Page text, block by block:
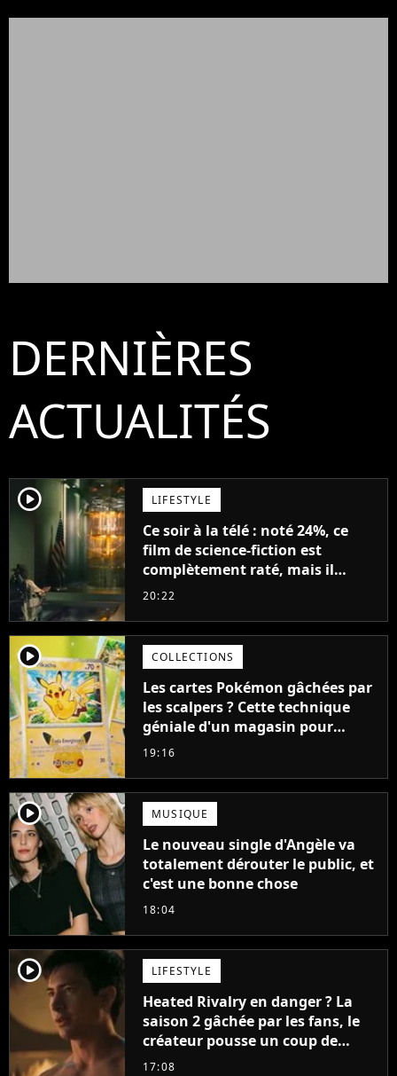
DERNIÈRES
ACTUALITÉS
player2 LIFESTYLE
Ce soir à la télé : noté 24%, ce
film de science-fiction est
complètement raté, mais il
aurait pu être encore pire à
20:22
player2 COLLECTIONS
Les cartes Pokémon gâchées par
les scalpers ? Cette technique
géniale d'un magasin pour
ruiner les revendeurs
19:16
player2 MUSIQUE
Le nouveau single d'Angèle va
totalement dérouter le public, et
c'est une bonne chose
18:04
player2 LIFESTYLE
Heated Rivalry en danger ? La
saison 2 gâchée par les fans, le
créateur pousse un coup de
gueule
17:08